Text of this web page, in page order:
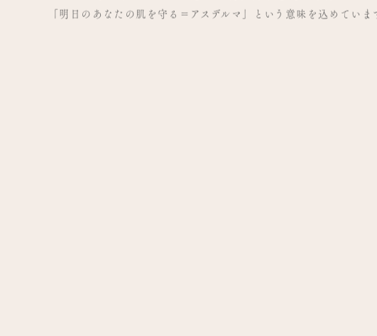
「明日のあなたの肌を守る＝アスデルマ」という意味を込めていま